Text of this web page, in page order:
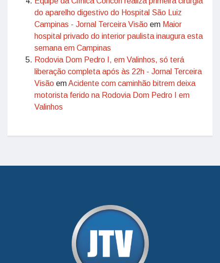
do aparelho digestivo do Hospital São Luiz
Campinas - Jornal Terceira Visão em Maior
hospital privado do interior paulista inaugura esta
semana em Campinas
Rodovia Dom Pedro I, em Valinhos, só terá
liberação completa após às 22h - Jornal Terceira
Visão emAcidente com caminhão bitrem deixa
motorista ferido na Rodovia Dom Pedro I em
Valinhos